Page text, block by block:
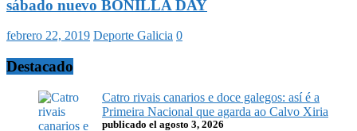
sábado nuevo BONILLA DAY
febrero 22, 2019 Deporte Galicia 0
Destacado
Catro rivais canarios e doce galegos: así é a
Primeira Nacional que agarda ao Calvo Xiria
publicado el agosto 3, 2026